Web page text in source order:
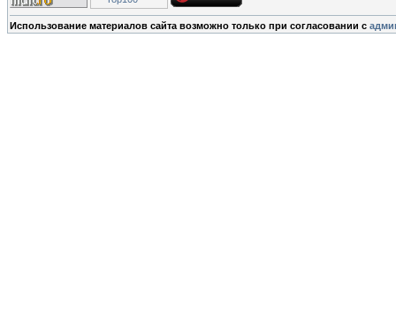
Использование материалов сайта возможно только при согласовании с